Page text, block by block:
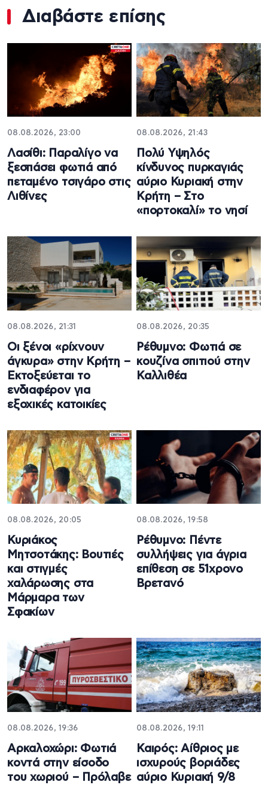
Διαβάστε επίσης
08.08.2026, 23:00
Λασίθι: Παραλίγο να
ξεσπάσει φωτιά από
πεταμένο τσιγάρο στις
Λιθίνες
08.08.2026, 21:43
Πολύ Υψηλός
κίνδυνος πυρκαγιάς
αύριο Κυριακή στην
Κρήτη – Στο
«πορτοκαλί» το νησί
08.08.2026, 21:31
Οι ξένοι «ρίχνουν
άγκυρα» στην Κρήτη –
Εκτοξεύεται το
ενδιαφέρον για
εξοχικές κατοικίες
08.08.2026, 20:35
Ρέθυμνο: Φωτιά σε
κουζίνα σπιτιού στην
Καλλιθέα
08.08.2026, 20:05
Κυριάκος
Μητσοτάκης: Βουτιές
και στιγμές
χαλάρωσης στα
Μάρμαρα των
Σφακίων
08.08.2026, 19:58
Ρέθυμνο: Πέντε
συλλήψεις για άγρια
επίθεση σε 51χρονο
Βρετανό
08.08.2026, 19:36
Αρκαλοχώρι: Φωτιά
κοντά στην είσοδο
του χωριού – Πρόλαβε
08.08.2026, 19:11
Καιρός: Αίθριος με
ισχυρούς βοριάδες
αύριο Κυριακή 9/8